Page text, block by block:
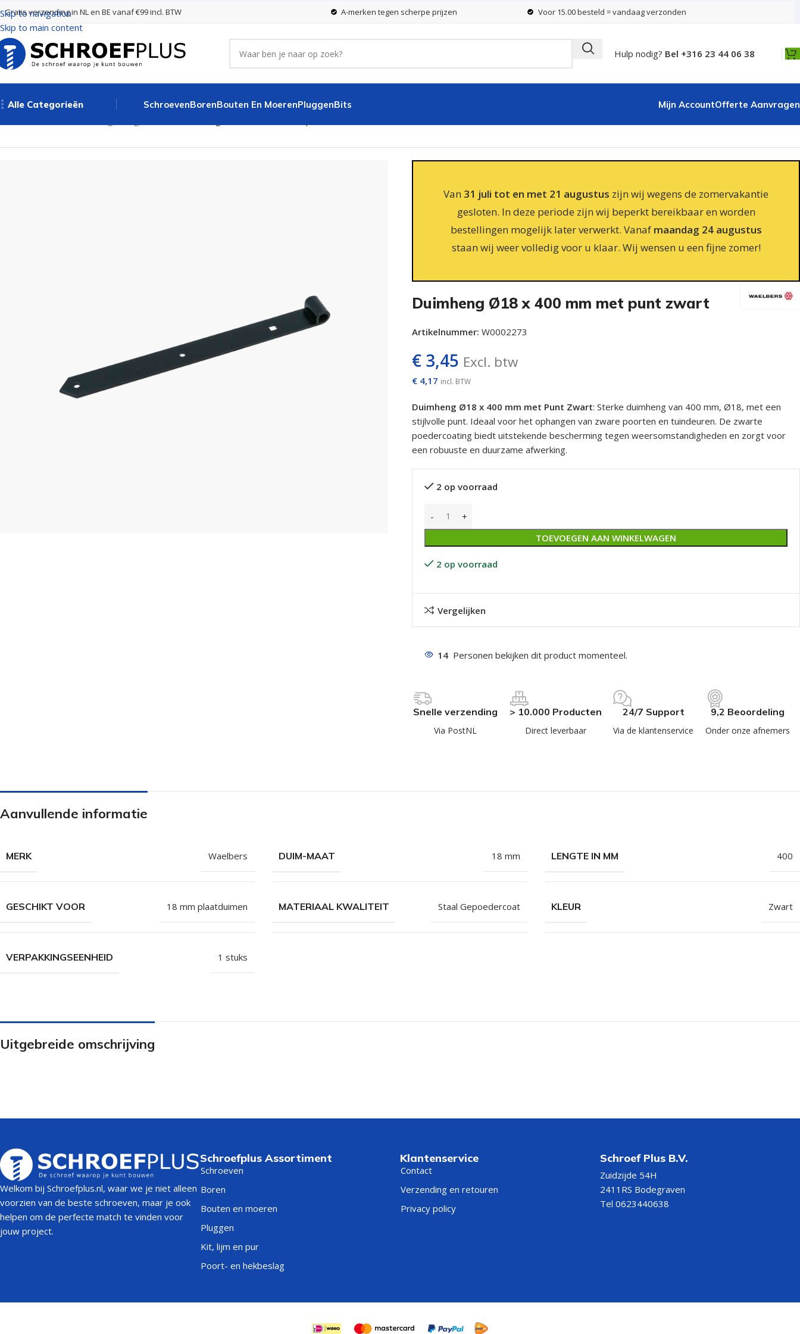
Skip to navigation
Skip to main content
Gratis verzending in NL en BE vanaf €99 incl. BTW A-merken tegen scherpe prijzen Voor 15.00 besteld = vandaag verzonden
Hulp nodig? Bel +316 23 44 06 38
Alle Categorieën
Ladura schroeven
Isolatieschroeven
Potdekselschroeven
Kozijnschroeven
Heco Topix schroeven
Betonschroeven
Populaire merken
SchroevenBorenBouten En MoerenPluggenBits Mijn AccountOfferte Aanvragen
Van 31 juli tot en met 21 augustus zijn wij wegens de zomervakantie
gesloten. In deze periode zijn wij beperkt bereikbaar en worden
bestellingen mogelijk later verwerkt. Vanaf maandag 24 augustus
staan wij weer volledig voor u klaar. Wij wensen u een fijne zomer!
Duimheng Ø18 x 400 mm met punt zwart
Artikelnummer: W0002273
€ 3,45 Excl. btw
€ 4,17 incl. BTW
Duimheng Ø18 x 400 mm met Punt Zwart: Sterke duimheng van 400 mm, Ø18, met een
stijlvolle punt. Ideaal voor het ophangen van zware poorten en tuindeuren. De zwarte
poedercoating biedt uitstekende bescherming tegen weersomstandigheden en zorgt voor
een robuuste en duurzame afwerking.
2 op voorraad
TOEVOEGEN AAN WINKELWAGEN
2 op voorraad
Vergelijken
14 Personen bekijken dit product momenteel.
Snelle verzending
Via PostNL
> 10.000 Producten
Direct leverbaar
24/7 Support
Via de klantenservice
9,2 Beoordeling
Onder onze afnemers
Aanvullende informatie
MERK Waelbers DUIM-MAAT 18 mm LENGTE IN MM 400
GESCHIKT VOOR 18 mm plaatduimen MATERIAAL KWALITEIT Staal Gepoedercoat KLEUR Zwart
VERPAKKINGSEENHEID 1 stuks
Uitgebreide omschrijving
Welkom bij Schroefplus.nl, waar we je niet alleen
voorzien van de beste schroeven, maar je ook
helpen om de perfecte match te vinden voor
jouw project.
Schroefplus Assortiment
Schroeven
Boren
Bouten en moeren
Pluggen
Kit, lijm en pur
Poort- en hekbeslag
Klantenservice
Contact
Verzending en retouren
Privacy policy
Schroef Plus B.V.
Zuidzijde 54H
2411RS Bodegraven
Tel 0623440638